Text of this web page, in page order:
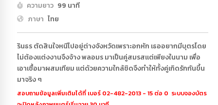
ความยาว 99 นาที
ภาษา ไทย
รินธร ตัดสินใจหนีไปอยู่ต่างจังหวัดเพราะอกหัก เธออยากมีบุตรโดย
ไม่ต้องแต่งงานจึงจ้าง พลอมร มาเป็นคู่สมรสแต่เพียงในนาม เพื่อ
เอาเชื้อมาผสมเทียม แต่ด้วยความใกล้ชิดจึงทำให้ทั้งคู่เกิดรักกันขึ้น
มาจริง ๆ
สอบถามข้อมูลเพิ่มเติมได้ที่ เบอร์ 02-482-2013 - 15 ต่อ 0 ระบบจองบัตร